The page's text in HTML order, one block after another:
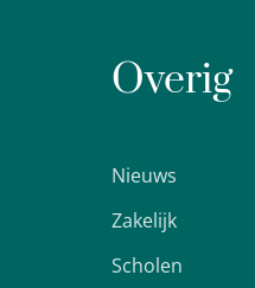
Overig
Nieuws
Zakelijk
Scholen